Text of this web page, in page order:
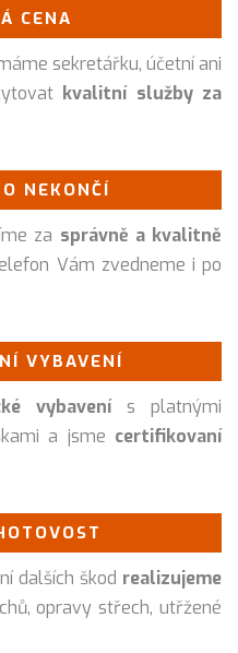
CENA
sekretářku, účetní ani
kvalitní služby za
NEKONČÍ
za správně a kvalitně
Vám zvedneme i po
VYBAVENÍ
vybavenís platnými
a jsme certifikovaní
dalších škod realizujeme
opravy střech, utřžené